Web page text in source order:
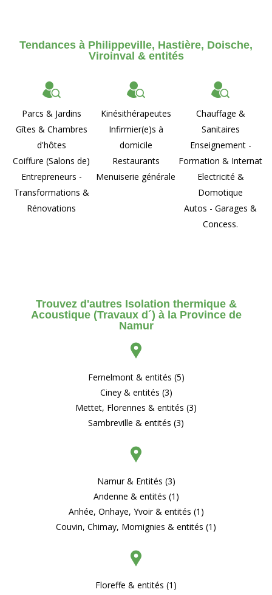
Tendances à Philippeville, Hastière, Doische,
Viroinval & entités
Parcs & Jardins
Gîtes & Chambres
d'hôtes
Coiffure (Salons de)
Entrepreneurs -
Transformations &
Rénovations
Kinésithérapeutes
Infirmier(e)s à
domicile
Restaurants
Menuiserie générale
Chauffage &
Sanitaires
Enseignement -
Formation & Internat
Electricité &
Domotique
Autos - Garages &
Concess.
Trouvez d'autres Isolation thermique &
Acoustique (Travaux d´) à la Province de
Namur
Fernelmont & entités (5)
Ciney & entités (3)
Mettet, Florennes & entités (3)
Sambreville & entités (3)
Namur & Entités (3)
Andenne & entités (1)
Anhée, Onhaye, Yvoir & entités (1)
Couvin, Chimay, Momignies & entités (1)
Floreffe & entités (1)